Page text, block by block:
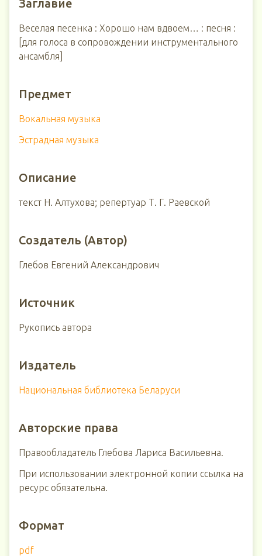
Заглавие
Веселая песенка : Хорошо нам вдвоем… : песня :
[для голоса в сопровождении инструментального
ансамбля]
Предмет
Вокальная музыка
Эстрадная музыка
Описание
текст Н. Алтухова; репертуар Т. Г. Раевской
Создатель (Автор)
Глебов Евгений Александрович
Источник
Рукопись автора
Издатель
Национальная библиотека Беларуси
Авторские права
Правообладатель Глебова Лариса Васильевна.
При использовании электронной копии ссылка на
ресурс обязательна.
Формат
pdf